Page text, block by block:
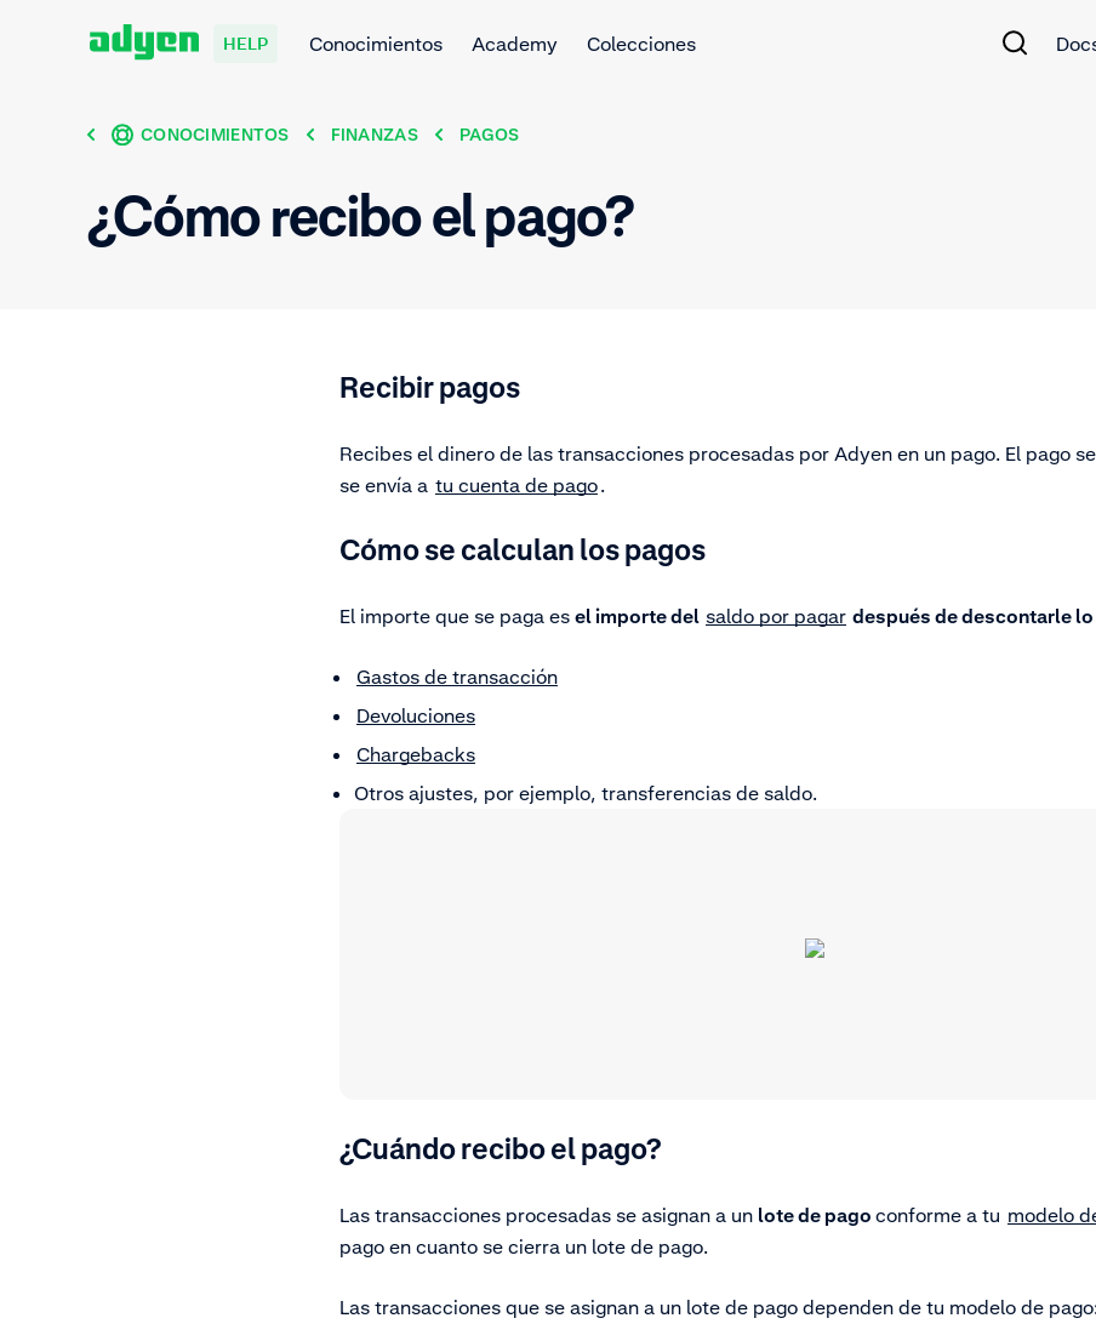
HELP Conocimientos Academy Colecciones
CONOCIMIENTOS FINANZAS PAGOS
¿Cómo recibo el pago?
Recibir pagos
Recibes el dinero de las transacciones procesadas por Adyen en un pago. El pago
se envía a tu cuenta de pago.
Cómo se calculan los pagos
El importe que se paga es el importe del saldo por pagar después de descontarle
Gastos de transacción
Devoluciones
Chargebacks
Otros ajustes, por ejemplo, transferencias de saldo.
¿Cuándo recibo el pago?
Las transacciones procesadas se asignan a un lote de pago conforme a tu modelo
pago en cuanto se cierra un lote de pago.
Las transacciones que se asignan a un lote de pago dependen de tu modelo de